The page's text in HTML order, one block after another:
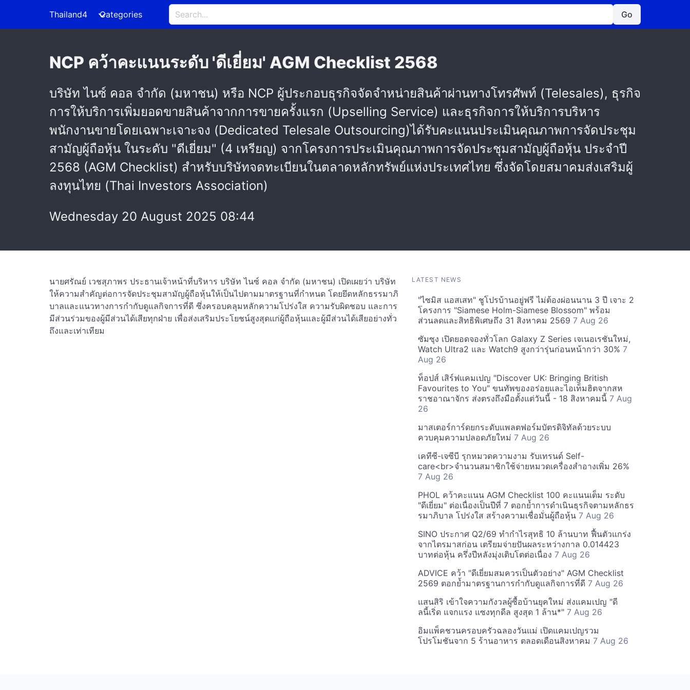
Thailand4 Categories Go
NCP คว้าคะแนนระดับ 'ดีเยี่ยม' AGM Checklist 2568
บริษัท ไนซ์ คอล จำกัด (มหาชน) หรือ NCP ผู้ประกอบธุรกิจจัดจำหน่ายสินค้าผ่านทางโทรศัพท์ (Telesales), ธุรกิจ
การให้บริการเพิ่มยอดขายสินค้าจากการขายครั้งแรก (Upselling Service) และธุรกิจการให้บริการบริหาร
พนักงานขายโดยเฉพาะเจาะจง (Dedicated Telesale Outsourcing)ได้รับคะแนนประเมินคุณภาพการจัดประชุม
สามัญผู้ถือหุ้น ในระดับ "ดีเยี่ยม" (4 เหรียญ) จากโครงการประเมินคุณภาพการจัดประชุมสามัญผู้ถือหุ้น ประจำปี
2568 (AGM Checklist) สำหรับบริษัทจดทะเบียนในตลาดหลักทรัพย์แห่งประเทศไทย ซึ่งจัดโดยสมาคมส่งเสริมผู้
ลงทุนไทย (Thai Investors Association)
Wednesday 20 August 2025 08:44
นายศรัณย์ เวชสุภาพร ประธานเจ้าหน้าที่บริหาร บริษัท ไนซ์ คอล จำกัด (มหาชน) เปิดเผยว่า บริษัท
ให้ความสำคัญต่อการจัดประชุมสามัญผู้ถือหุ้นให้เป็นไปตามมาตรฐานที่กำหนด โดยยึดหลักธรรมาภิ
บาลและแนวทางการกำกับดูแลกิจการที่ดี ซึ่งครอบคลุมหลักความโปร่งใส ความรับผิดชอบ และการ
มีส่วนร่วมของผู้มีส่วนได้เสียทุกฝ่าย เพื่อส่งเสริมประโยชน์สูงสุดแก่ผู้ถือหุ้นและผู้มีส่วนได้เสียอย่างทั่ว
ถึงและเท่าเทียม
LATEST NEWS
"ไซมิส แอสเสท" ชูโปรบ้านอยู่ฟรี ไม่ต้องผ่อนนาน 3 ปี เจาะ 2
โครงการ "Siamese Holm-Siamese Blossom" พร้อม
ส่วนลดและสิทธิพิเศษถึง 31 สิงหาคม 2569 7 Aug 26
ซัมซุง เปิดยอดจองทั่วโลก Galaxy Z Series เจเนอเรชันใหม่,
Watch Ultra2 และ Watch9 สูงกว่ารุ่นก่อนหน้ากว่า 30% 7
Aug 26
ท็อปส์ เสิร์ฟแคมเปญ "Discover UK: Bringing British
Favourites to You" ขนทัพของอร่อยและไอเท็มฮิตจากสห
ราชอาณาจักร ส่งตรงถึงมือตั้งแต่วันนี้ - 18 สิงหาคมนี้ 7 Aug
26
มาสเตอร์การ์ดยกระดับแพลตฟอร์มบัตรดิจิทัลด้วยระบบ
ควบคุมความปลอดภัยใหม่ 7 Aug 26
เคทีซี-เจซีบี รุกหมวดความงาม รับเทรนด์ Self-
care<br>จำนวนสมาชิกใช้จ่ายหมวดเครื่องสำอางเพิ่ม 26%
7 Aug 26
PHOL คว้าคะแนน AGM Checklist 100 คะแนนเต็ม ระดับ
"ดีเยี่ยม" ต่อเนื่องเป็นปีที่ 7 ตอกย้ำการดำเนินธุรกิจตามหลักธร
รมาภิบาล โปร่งใส สร้างความเชื่อมั่นผู้ถือหุ้น 7 Aug 26
SINO ประกาศ Q2/69 ทำกำไรสุทธิ 10 ล้านบาท ฟื้นตัวแกร่ง
จากไตรมาสก่อน เตรียมจ่ายปันผลระหว่างกาล 0.014423
บาทต่อหุ้น ครึ่งปีหลังมุ่งเติบโตต่อเนื่อง 7 Aug 26
ADVICE คว้า "ดีเยี่ยมสมควรเป็นตัวอย่าง" AGM Checklist
2569 ตอกย้ำมาตรฐานการกำกับดูแลกิจการที่ดี 7 Aug 26
แสนสิริ เข้าใจความกังวลผู้ซื้อบ้านยุคใหม่ ส่งแคมเปญ "ดี
ลนี้เริ่ด แจกแรง แซงทุกดีล สูงสุด 1 ล้าน*" 7 Aug 26
อิมแพ็คชวนครอบครัวฉลองวันแม่ เปิดแคมเปญรวม
โปรโมชันจาก 5 ร้านอาหาร ตลอดเดือนสิงหาคม 7 Aug 26